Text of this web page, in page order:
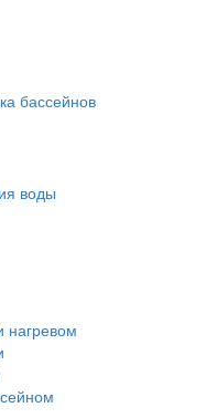
бассейнов
воды
нагревом